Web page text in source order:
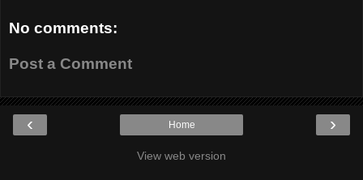
No comments:
Post a Comment
‹ ›
Home
View web version